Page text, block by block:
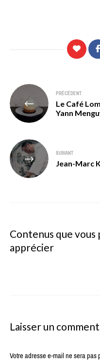
Navigation
de
l’article
PRÉCÉDENT
Le Café
Yann
SUIVANT
Jean-Marc
Contenus que vous
apprécier
Laisser un
Votre adresse e-mail ne sera pas